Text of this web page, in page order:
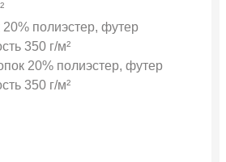
полиэстер, футер
350 г/м²
20% полиэстер, футер
350 г/м²